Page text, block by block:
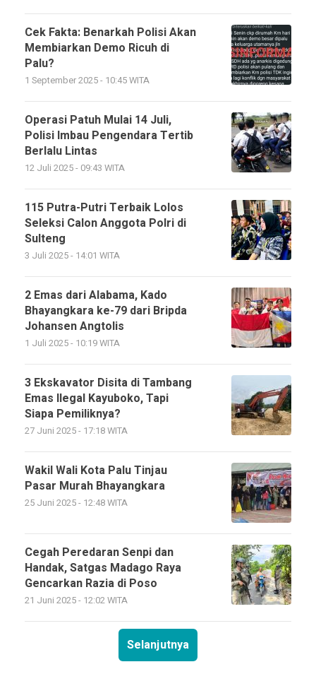
Cek Fakta: Benarkah Polisi Akan
Membiarkan Demo Ricuh di
Palu?
1 September 2025 - 10:45 WITA
Operasi Patuh Mulai 14 Juli,
Polisi Imbau Pengendara Tertib
Berlalu Lintas
12 Juli 2025 - 09:43 WITA
115 Putra-Putri Terbaik Lolos
Seleksi Calon Anggota Polri di
Sulteng
3 Juli 2025 - 14:01 WITA
2 Emas dari Alabama, Kado
Bhayangkara ke-79 dari Bripda
Johansen Angtolis
1 Juli 2025 - 10:19 WITA
3 Ekskavator Disita di Tambang
Emas Ilegal Kayuboko, Tapi
Siapa Pemiliknya?
27 Juni 2025 - 17:18 WITA
Wakil Wali Kota Palu Tinjau
Pasar Murah Bhayangkara
25 Juni 2025 - 12:48 WITA
Cegah Peredaran Senpi dan
Handak, Satgas Madago Raya
Gencarkan Razia di Poso
21 Juni 2025 - 12:02 WITA
Selanjutnya